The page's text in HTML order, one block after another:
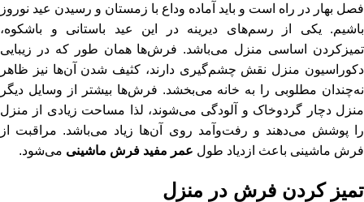
فصل بهار در راه است و باید آماده وداع با زمستان و رسیدن عید نوروز
باشیم. یکی از رسم‌های دیرینه در این عید باستانی و باشکوه،
تمیزکردن اساسی منزل می‌باشد. فرش‌ها همان طور که در زیبایی
دکوراسیون منزل نقش چشم‌گیری دارند، کثیف شدن آن‌ها نیز ظاهر
نه‌چندان مطلوبی را به خانه می‌بخشد. فرش‌ها بیشتر از وسایل دیگر
منزل دچار گردوخاک و آلودگی می‌شوند، لذا مساحت زیادی از منزل
را پوشش می‌دهند و رفت‌وآمد روی آن‌ها زیاد می‌باشد. مراقبت از
فرش ماشینی باعث ازدیاد طول عمر مفید فرش ماشینی می‌شود.
تمیز کردن فرش در منزل